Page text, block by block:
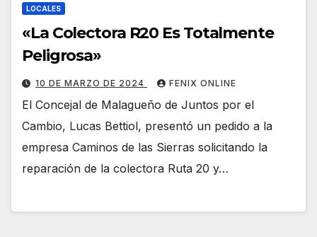
LOCALES
«La Colectora R20 Es Totalmente
Peligrosa»
10 DE MARZO DE 2024 FENIX ONLINE
El Concejal de Malagueño de Juntos por el
Cambio, Lucas Bettiol, presentó un pedido a la
empresa Caminos de las Sierras solicitando la
reparación de la colectora Ruta 20 y…